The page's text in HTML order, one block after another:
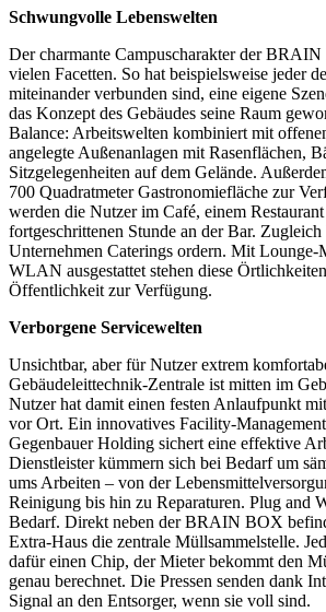
Schwungvolle Lebenswelten
Der charmante Campuscharakter der
vielen Facetten. So hat beispielsweise jeder
miteinander verbunden sind, eine eigene
das Konzept des Gebäudes seine Raum
Balance: Arbeitswelten kombiniert mit
angelegte Außenanlagen mit Rasenflächen,
Sitzgelegenheiten auf dem Gelände.
700 Quadratmeter Gastronomiefläche zur
werden die Nutzer im Café, einem
fortgeschrittenen Stunde an der Bar. Zugleich
Unternehmen Caterings ordern. Mit
WLAN ausgestattet stehen diese
Öffentlichkeit zur Verfügung.
Verborgene Servicewelten
Unsichtbar, aber für Nutzer extrem
Gebäudeleittechnik-Zentrale ist mitten im
Nutzer hat damit einen festen Anlaufpunkt
vor Ort. Ein innovatives Facility-
Gegenbauer Holding sichert eine effektive
Dienstleister kümmern sich bei Bedarf um
ums Arbeiten – von der
Reinigung bis hin zu Reparaturen. Plug and
Bedarf. Direkt neben der BRAIN BOX
Extra-Haus die zentrale Müllsammelstelle.
dafür einen Chip, der Mieter bekommt den
genau berechnet. Die Pressen senden dank
Signal an den Entsorger, wenn sie voll sind.